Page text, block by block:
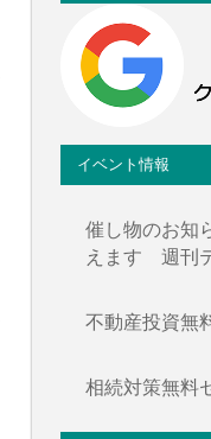
イベント情報
催し物のお知
えます 週刊
不動産投資無
相続対策無料